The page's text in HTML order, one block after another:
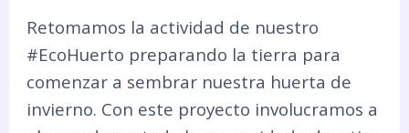
Retomamos la actividad de nuestro
#EcoHuerto preparando la tierra para
comenzar a sembrar nuestra huerta de
invierno. Con este proyecto involucramos a